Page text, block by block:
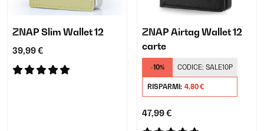
ZNAP Slim Wallet 12
39,99 €
ZNAP Airtag Wallet 12
carte
-10% CODICE: SALE10P
RISPARMI: 4,80 €
47,99 €